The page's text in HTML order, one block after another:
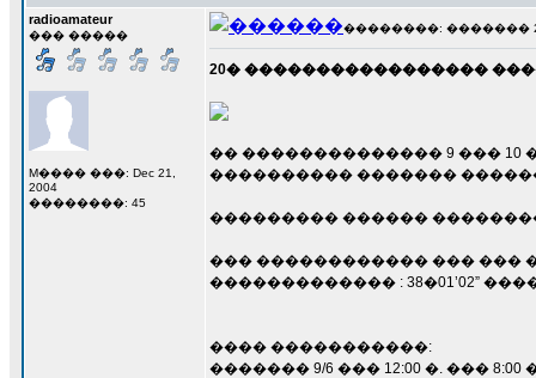
radioamateur
��� �����
M���� ���: Dec 21,
2004
��������: 45
��������: ������� 29
20� �����������������
�� �������������� 9 ��� 10
���������� �������
��������� ������
��� ������������ ��� ���
������������� : 38�01’02”
���� �����������:
������� 9/6 ��� 12:00 �. ��� 8:00